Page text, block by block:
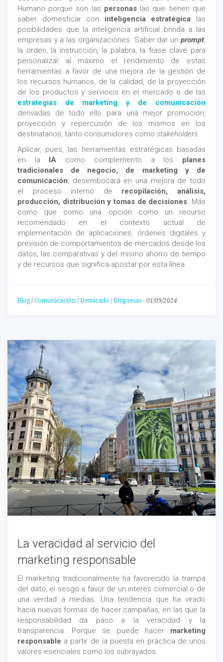
Humano porque son las personaslas que tienen que
saber domesticar con inteligencia estratégica las
posibilidades que la inteligencia artificial brinda a las
empresas y a las organizaciones. Saber dar un prompt,
la orden, la instrucción, la palabra, la frase clave para
personalizar al máximo el rendimiento de estas
herramientas a favor de una mejora de la gestión de
los recursos humanos, de la calidad, de la proyección
de los productos y servicios en el mercado o de las
estrategias de marketing y de comunicación
derivadas de todo ello para una mejor promoción,
proyección y repercusión de los mismos en los
destinatarios, tanto consumidores como stakeholders.
Aplicar, pues, las herramientas estratégicas basadas
en la IA como complemento a los planes
tradicionales de negocio, de marketing y de
comunicación, desembocará en una mejora de todo
el proceso interno de recopilación, análisis,
producción, distribución y tomas de decisiones. Más
como que como una opción como un recurso
recomendado en el contexto actual de
implementación de aplicaciones, órdenes digitales y
previsión de comportamientos de mercados desde los
datos, las comparativas y del mismo ahorro de tiempo
y de recursos que significa apostar por esta línea.
Blog/ Comunicación / Destacado / Empresas - 01/09/2024
La veracidad al servicio del
marketing responsable
El marketing tradicionalmente ha favorecido la trampa
del dato, el sesgo a favor de un interés comercial o de
una verdad a medias. Una tendencia que ha virado
hacia nuevas formas de hacer campañas, en las que la
responsabilidad da paso a la veracidad y la
transparencia. Porque se puede hacer marketing
responsable a partir de la puesta en práctica de unos
valores esenciales como los subrayados.